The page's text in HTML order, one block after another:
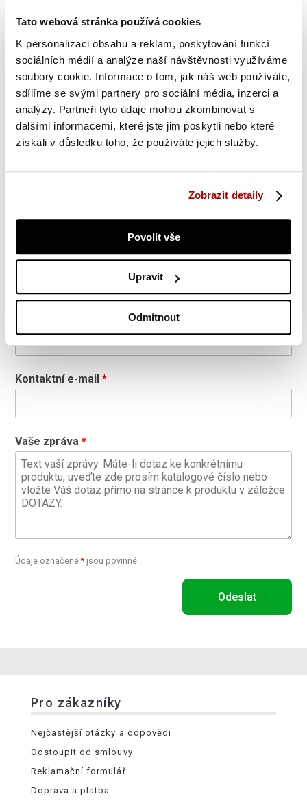
Tato webová stránka používá cookies
K personalizaci obsahu a reklam, poskytování funkcí
sociálních médií a analýze naší návštěvnosti využíváme
soubory cookie. Informace o tom, jak náš web používáte,
sdílíme se svými partnery pro sociální média, inzerci a
analýzy. Partneři tyto údaje mohou zkombinovat s
dalšími informacemi, které jste jim poskytli nebo které
získali v důsledku toho, že používáte jejich služby.
Zobrazit detaily
Povolit vše
Upravit
Odmítnout
úspěchu každého cvičení.
Momentálně máme na našem
e-shopu
GorillaSports.czskvělou
nabídku!
Vystaveno/rozbaleno za
krásné ceny v plné záruční
Diskuze k článku (0)
Kontaktní e-mail
Vaše zpráva
Údaje označené* jsou povinné
Odeslat
Pro zákazníky
Nejčastější otázky a odpovědi
Odstoupit od smlouvy
Reklamační formulář
Doprava a platba